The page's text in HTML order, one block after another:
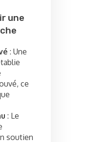
une
: Une
ce
: Le
soutien